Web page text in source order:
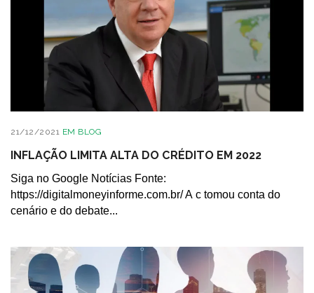
21/12/2021 EM BLOG
INFLAÇÃO LIMITA ALTA DO CRÉDITO EM 2022
Siga no Google Notícias Fonte:
https://digitalmoneyinforme.com.br/ A c tomou conta do
cenário e do debate...